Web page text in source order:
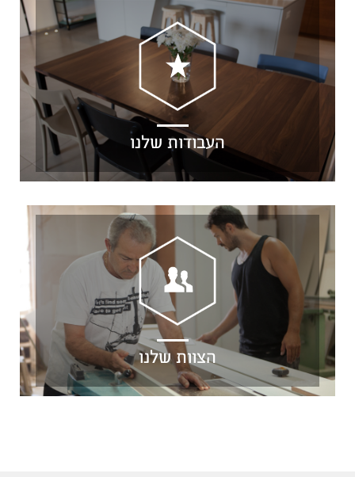
העבודות שלנו
הצוות שלנו